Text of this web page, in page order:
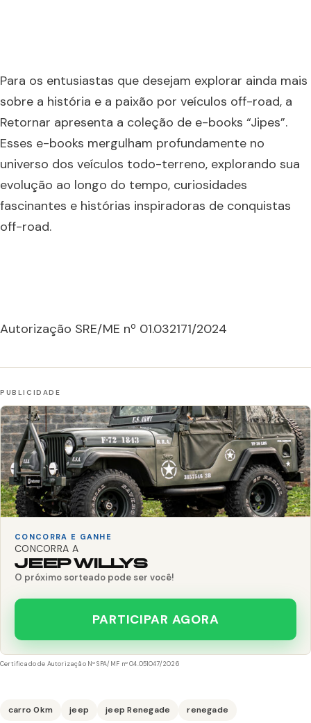
Para os entusiastas que desejam explorar ainda mais
sobre a história e a paixão por veículos off-road, a
Retornar apresenta a coleção de e-books “Jipes”.
Esses e-books mergulham profundamente no
universo dos veículos todo-terreno, explorando sua
evolução ao longo do tempo, curiosidades
fascinantes e histórias inspiradoras de conquistas
off-road.
Autorização SRE/ME nº 01.032171/2024
CONCORRA E GANHE
CONCORRA A
JEEP WILLYS
O próximo sorteado pode ser você!
PARTICIPAR AGORA
Certificado de Autorização Nº SPA/MF nº 04.051047/2026
carro 0km jeep jeep Renegade renegade